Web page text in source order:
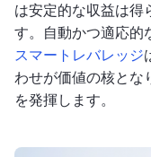
は安定的な収益は得
す。自動かつ適応的
スマートレバレッジ
わせが価値の核とな
を発揮します。